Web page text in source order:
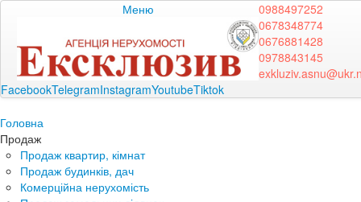
Меню
0988497252
0678348774
0676881428
0978843145
FacebookTelegramInstagramYoutubeTiktok
Головна
Продаж
Продаж квартир, кімнат
Продаж будинків, дач
Комерційна нерухомість